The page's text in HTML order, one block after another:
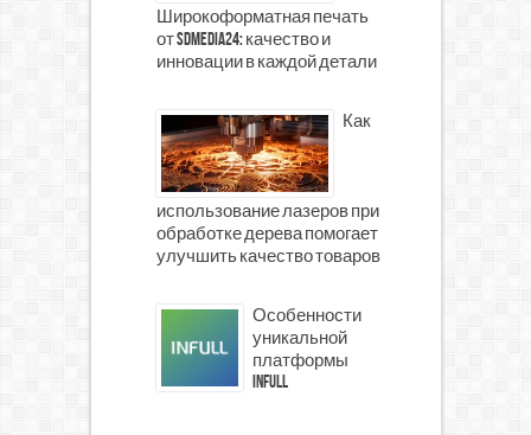
Широкоформатная печать
от SDMedia24: качество и
инновации в каждой детали
Как
использование лазеров при
обработке дерева помогает
улучшить качество товаров
Особенности
уникальной
платформы
INFULL